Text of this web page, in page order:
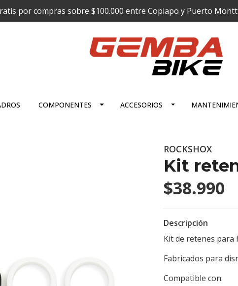
por compras sobre $100.000 entre Copiapo y Puerto
COMPONENTES ACCESORIOS
ROCKSHOX
Kit
$38.990
Descripción
Kit de retenes para
Fabricados para
Compatible con: